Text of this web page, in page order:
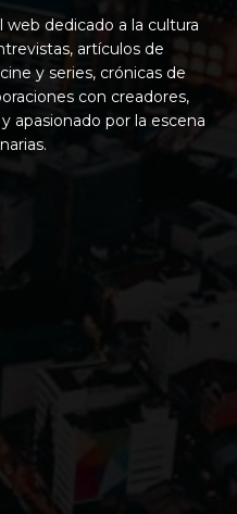
dedicado a la cultura
artículos de
y series, crónicas de
con creadores,
apasionado por la escena